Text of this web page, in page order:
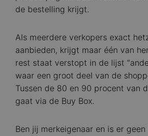
de bestelling krijgt.
Als meerdere verkopers exact
aanbieden, krijgt maar één van
rest staat verstopt in de lijst
waar een groot deel van de
Tussen de 80 en 90 procent van
gaat via de Buy Box.
Ben jij merkeigenaar en is er